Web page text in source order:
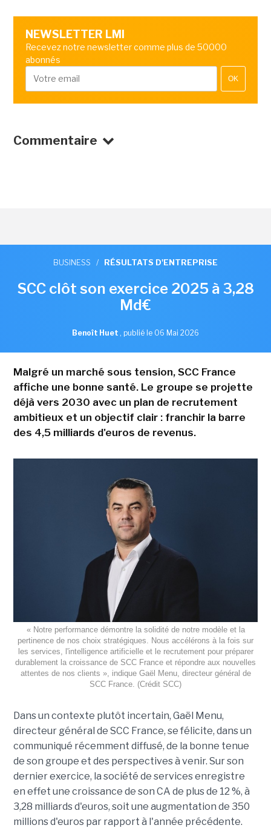
NEWSLETTER LMI
Recevez notre newsletter comme plus de 50000
abonnés
OK
Commentaire
BUSINESS / RÉSULTATS D'ENTREPRISE
SCC clôt son exercice 2025 à 3,28
Md€
Benoît Huet , publié le 06 Mai 2026
Malgré un marché sous tension, SCC France
affiche une bonne santé. Le groupe se projette
déjà vers 2030 avec un plan de recrutement
ambitieux et un objectif clair : franchir la barre
des 4,5 milliards d'euros de revenus.
« Notre performance démontre la solidité de notre modèle et la
pertinence de nos choix stratégiques. Nous accélérons à la fois sur
les services, l'intelligence artificielle et le recrutement pour préparer
durablement la croissance de SCC France et répondre aux nouvelles
attentes de nos clients », indique Gaël Menu, directeur général de
SCC France. (Crédit SCC)
Dans un contexte plutôt incertain, Gaël Menu,
directeur général de SCC France, se félicite, dans un
communiqué récemment diffusé, de la bonne tenue
de son groupe et des perspectives à venir. Sur son
dernier exercice, la société de services enregistre
en effet une croissance de son CA de plus de 12 %, à
3,28 milliards d'euros, soit une augmentation de 350
millions d'euros par rapport à l'année précédente.